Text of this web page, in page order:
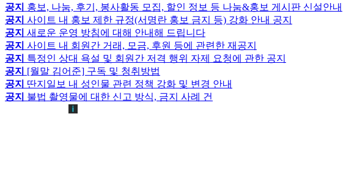
공지 홍보, 나눔, 후기, 봉사활동 모집, 할인 정보 등 나눔&홍보 게시판 신설안내
공지 사이트 내 홍보 제한 규정(서명란 홍보 금지 등) 강화 안내 공지
공지 새로운 운영 방침에 대해 안내해 드립니다
공지 사이트 내 회원간 거래, 모금, 후원 등에 관련한 재공지
공지 특정인 상대 욕설 및 회원간 저격 행위 자제 요청에 관한 공지
공지 [월말 김어준] 구독 및 청취방법
공지 딴지일보 내 성인물 관련 정책 강화 및 변경 안내
공지 불법 촬영물에 대한 신고 방식, 금지 사례 건